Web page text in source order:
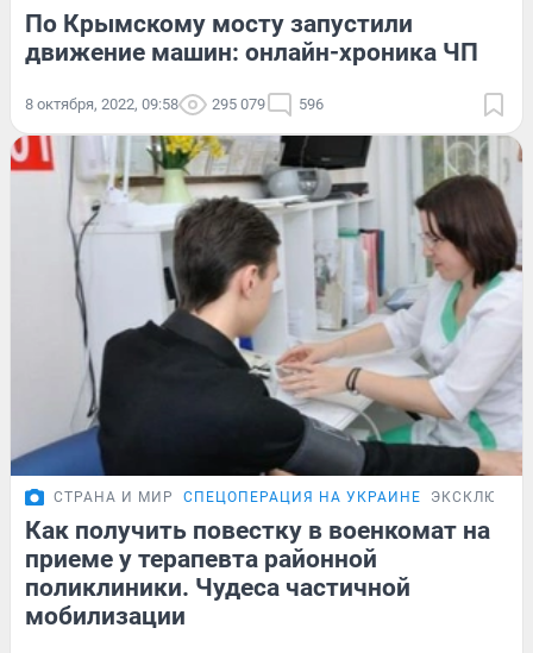
По Крымскому мосту запустили
движение машин: онлайн-хроника ЧП
8 октября, 2022, 09:58 295 079 596
СТРАНА И МИР СПЕЦОПЕРАЦИЯ НА УКРАИНЕ ЭКСКЛЮЗИВ
Как получить повестку в военкомат на
приеме у терапевта районной
поликлиники. Чудеса частичной
мобилизации